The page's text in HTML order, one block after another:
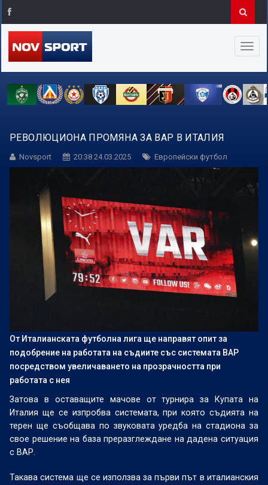
РЕВОЛЮЦИОНА ПРОМЯНА ЗА ВАР В ИТАЛИЯ
Novsport 20:38 24.03.2025 Европейски футбол
От Италианската футболна лига ще направят опит за
подобрение на работата на съдиите със системата ВАР
посредством увеличаването на прозрачността при
работата с нея
Затова в оставащите мачове от турнира за Купата на
Италия ще се изпробва системата, при която съдията на
терен ще съобщава по звуковата уредба на стадиона за
свое решение на база преразглеждане на дадена ситуация
с ВАР.
Такава система ще се използва за първи път в италианския